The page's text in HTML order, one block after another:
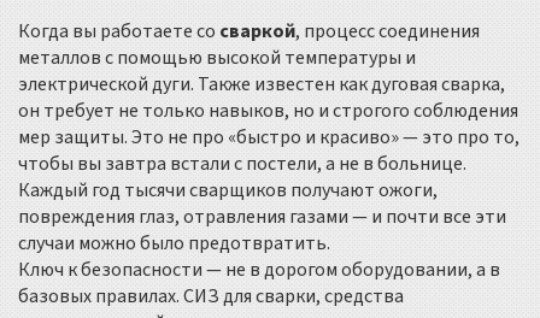
Когда вы работаете со сваркой, процесс соединения
металлов с помощью высокой температуры и
электрической дуги. Также известен какдуговая сварка,
он требует не только навыков, но и строгого соблюдения
мер защиты. Это не про «быстро и красиво» — это про то,
чтобы вы завтра встали с постели, а не в больнице.
Каждый год тысячи сварщиков получают ожоги,
повреждения глаз, отравления газами — и почти все эти
случаи можно было предотвратить.
Ключ к безопасности — не в дорогом оборудовании, а в
базовых правилах.СИЗ для сварки,средства